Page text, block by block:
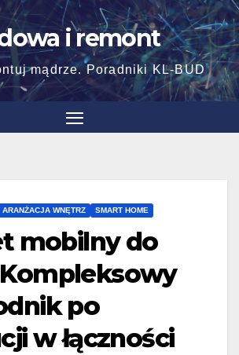
i remont
mądrze. Poradniki KL-BUD
ARANŻACJA WNĘTRZ SMART HOME
mobilny do
po
w łączności